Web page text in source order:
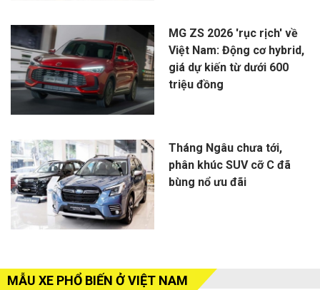
MG ZS 2026 'rục rịch' về
Việt Nam: Động cơ hybrid,
giá dự kiến từ dưới 600
triệu đồng
Tháng Ngâu chưa tới,
phân khúc SUV cỡ C đã
bùng nổ ưu đãi
MẪU XE PHỔ BIẾN Ở VIỆT NAM